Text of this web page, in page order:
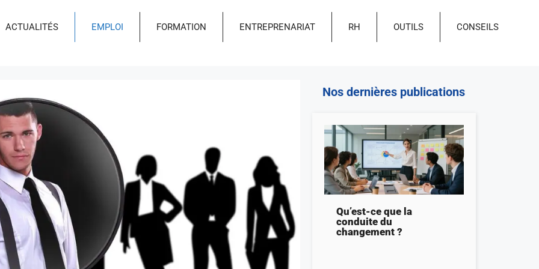
ACTUALITÉS EMPLOI FORMATION ENTREPRENARIAT RH OUTILS CONSEILS
Nos dernières publications
Qu’est-ce que la
conduite du
changement ?